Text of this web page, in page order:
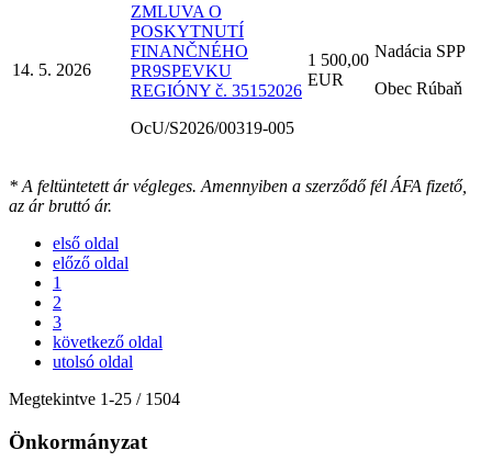
14. 5. 2026
ZMLUVA O
POSKYTNUTÍ
FINANČNÉHO
PR9SPEVKU
REGIÓNY č. 35152026
OcU/S2026/00319-005
1 500,00
EUR
Nadácia SPP
Obec Rúbaň
* A feltüntetett ár végleges. Amennyiben a szerződő fél ÁFA fizető,
az ár bruttó ár.
első oldal
előző oldal
1
2
3
következő oldal
utolsó oldal
Megtekintve 1-25 / 1504
Önkormányzat